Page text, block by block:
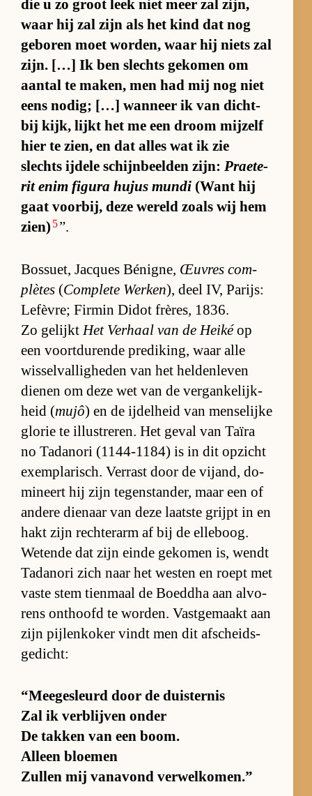
die u zo groot leek niet meer zal zijn,
waar hij zal zijn als het kind dat nog
ge­bo­ren moet wor­den, waar hij niets zal
zijn. […] Ik ben slechts ge­ko­men om
aan­tal te ma­ken, men had mij nog niet
eens no­dig; […] wan­neer ik van dicht­
bij kijk, lijkt het me een droom mij­zelf
hier te zien, en dat al­les wat ik zie
slechts ij­dele schijn­beel­den zijn: Prae­te­
rit enim fi­gura hu­jus mundi (Want hij
gaat voor­bij, deze we­reld zo­als wij hem
zien) 5”.
Bos­suet, Jacques Bé­nig­ne, Œu­vres com­
plè­tes (Com­plete Wer­ken), deel IV, Pa­rijs:
Le­fè­vre; Fir­min Didot frères, 1836.
Zo ge­lijkt Het Ver­haal van de Heikéop
een voort­du­rende pre­di­king, waar alle
wis­sel­val­lig­he­den van het hel­den­le­ven
die­nen om deze wet van de ver­gan­ke­lijk­
heid (mujô) en de ij­del­heid van men­se­lijke
glo­rie te il­lu­stre­ren. Het ge­val van Ta­ïra
no Ta­da­nori (1144-1184) is in dit op­zicht
exem­pla­risch. Ver­rast door de vij­and, do­
mi­neert hij zijn te­gen­stan­der, maar een of
an­dere die­naar van deze laat­ste grijpt in en
hakt zijn rech­ter­arm af bij de el­le­boog.
We­tende dat zijn einde ge­ko­men is, wendt
Ta­da­nori zich naar het wes­ten en roept met
vaste stem tien­maal de Boed­dha aan al­vo­
rens ont­hoofd te wor­den. Vast­ge­maakt aan
zijn pij­len­ko­ker vindt men dit af­scheids­
ge­dicht:
“Mee­ge­sleurd door de duis­ter­nis
Zal ik ver­blij­ven on­der
De tak­ken van een boom.
Al­leen bloe­men
Zul­len mij van­avond ver­wel­ko­men.”